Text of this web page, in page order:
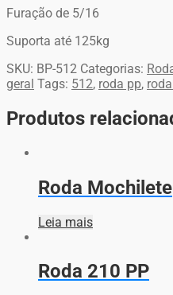
Furação de 5/16
Suporta até 125kg
SKU: BP-512 Categorias:
geral Tags: 512, roda pp,
Produtos
Roda Mochilete
Leia mais
Roda 210 PP